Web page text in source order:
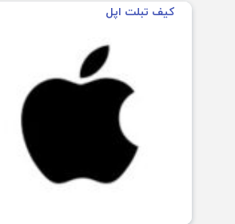
کیف تبلت اپل